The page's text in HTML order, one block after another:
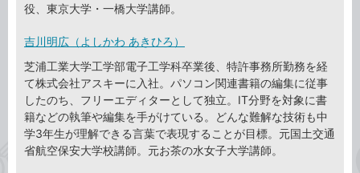
役、東京大学・一橋大学講師。
吉川明広（よしかわ あきひろ）
芝浦工業大学工学部電子工学科卒業後、特許事務所勤務を経
て株式会社アスキーに入社。パソコン関連書籍の編集に従事
したのち、フリーエディターとして独立。IT分野を対象に書
籍などの執筆や編集を手がけている。どんな難解な技術も中
学3年生が理解できる言葉で表現することが目標。元国土交通
省航空保安大学校講師。元お茶の水女子大学講師。